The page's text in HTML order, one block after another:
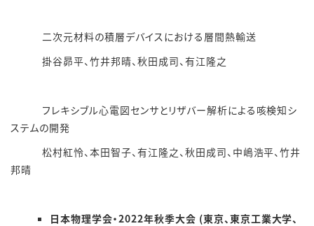
二次元材料の積層デバイスにおける層間熱輸送
掛谷昴平、竹井邦晴、秋田成司、有江隆之
フレキシブル心電図センサとリザバー解析による咳検知シ
ステムの開発
松村紅怜、本田智子、有江隆之、秋田成司、中嶋浩平、竹井
邦晴
日本物理学会・2022年秋季大会 (東京、東京工業大学、